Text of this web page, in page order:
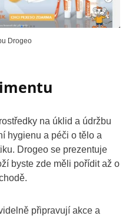
Drogeo
na úklid a údržbu
hygienu a péči o tělo a
Drogeo se prezentuje
byste zde měli pořídit až o
připravují akce a